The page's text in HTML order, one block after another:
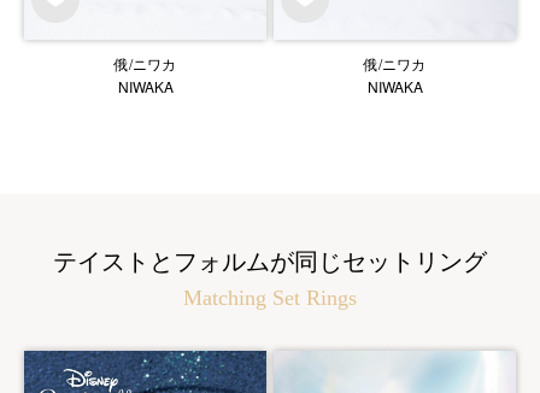
俄/ニワカ
NIWAKA
俄/ニワカ
NIWAKA
テイストとフォルムが同じセットリング
Matching Set Rings